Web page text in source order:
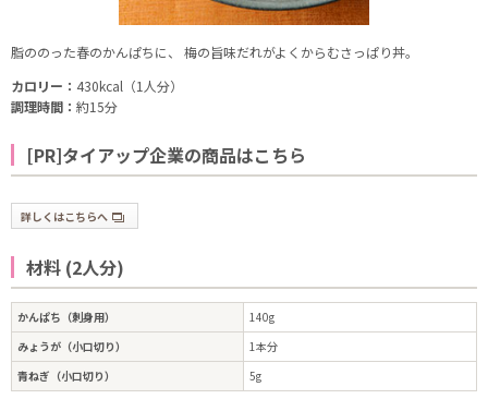
脂ののった春のかんぱちに、 梅の旨味だれがよくからむさっぱり丼。
カロリー： 430kcal（1人分）
調理時間： 約15分
[PR]タイアップ企業の商品はこちら
詳しくはこちらへ
材料 (2人分)
かんぱち（刺身用）
140g
みょうが（小口切り）
1本分
青ねぎ（小口切り）
5g